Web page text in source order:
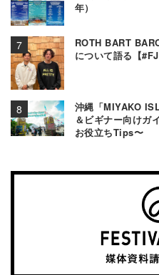
年）
ROTH BART
について語る【
沖縄「MIYAKO
＆ビギナー向けガ
お役立ちTips〜